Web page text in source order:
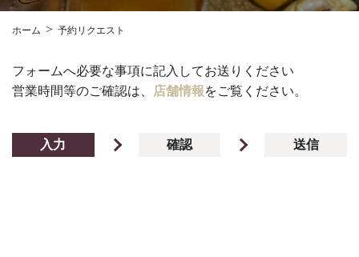
ホーム 予約リクエスト
フォームへ必要な事項に記入してお送りください
営業時間等のご確認は、
店舗情報をご覧ください。
入力 確認 送信